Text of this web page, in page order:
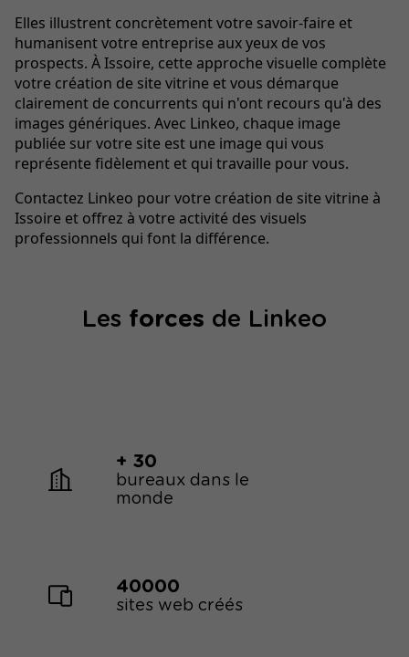
Elles illustrent concrètement votre savoir-faire et
humanisent votre entreprise aux yeux de vos
prospects. À Issoire, cette approche visuelle complète
votre création de site vitrine et vous démarque
clairement de concurrents qui n'ont recours qu'à des
images génériques. Avec Linkeo, chaque image
publiée sur votre site est une image qui vous
représente fidèlement et qui travaille pour vous.
Contactez Linkeo pour votre création de site vitrine à
Issoire et offrez à votre activité des visuels
professionnels qui font la différence.
Les forces de Linkeo
+ 30
bureaux dans le
monde
40000
sites web créés